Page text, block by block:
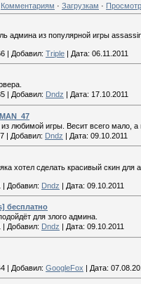
Комментариям · Загрузкам ·
админа из популярной игры
| Добавил: Triple | Дата: 06.11.2011
Добавил: Dndz Дата: 17.10.2011
из любимой игры. Весит всего мало,
| Добавил: Dndz | Дата: 09.10.2011
хотел сделать красивый скин
| Добавил: Dndz | Дата: 09.10.2011
бесплатно
для злого админа.
Добавил: Dndz Дата: 09.10.2011
| Добавил: GoogleFox | Дата: